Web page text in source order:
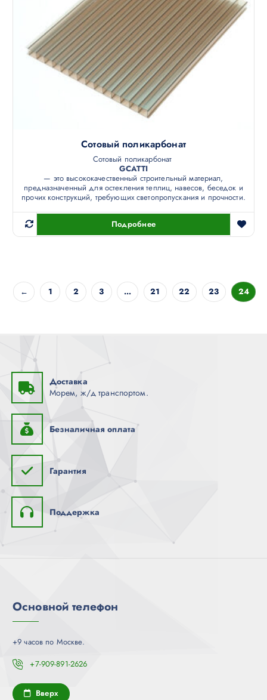
Сотовый поликарбонат
Сотовый поликарбонат
GCATTI
— это высококачественный строительный материал,
предназначенный для остекления теплиц, навесов, беседок и
прочих конструкций, требующих светопропускания и прочности.
Подробнее
← 1 2 3 … 21 22 23 24
Доставка
Морем, ж/д транспортом.
Безналичная оплата
Гарантия
Поддержка
Основной телефон
+9 часов по Москве.
+7-909-891-2626
Вверх